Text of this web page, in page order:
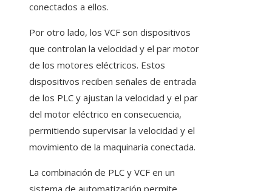
conectados a ellos.
Por otro lado, los VCF son dispositivos
que controlan la velocidad y el par motor
de los motores eléctricos. Estos
dispositivos reciben señales de entrada
de los PLC y ajustan la velocidad y el par
del motor eléctrico en consecuencia,
permitiendo supervisar la velocidad y el
movimiento de la maquinaria conectada.
La combinación de PLC y VCF en un